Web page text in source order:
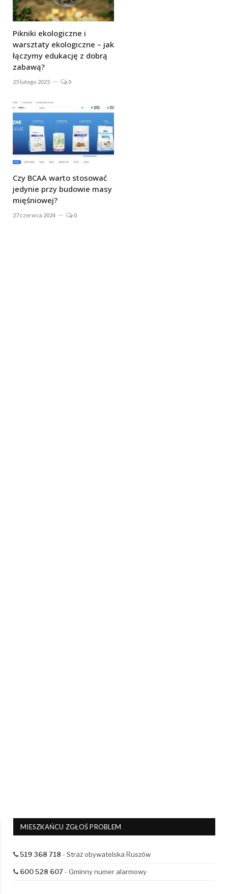
Pikniki ekologiczne i
warsztaty ekologiczne – jak
łączymy edukację z dobrą
zabawą?
25 lutego 2025 0
Czy BCAA warto stosować
jedynie przy budowie masy
mięśniowej?
27 czerwca 2024 0
MIESZKAŃCU ZGŁOŚ PROBLEM
519 368 718 - Straż obywatelska Ruszów
600 528 607- Gminny numer alarmowy